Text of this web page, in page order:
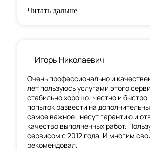
Читать дальше
Игорь Николаевич
Очень профессионально и
лет пользуюсь услугами этого
стабильно хорошо. Честно и
попыток развести на
самое важное , несут гарантию и
качество выполненных работ.
сервисом с 2012 года. И многим
рекомендовал.